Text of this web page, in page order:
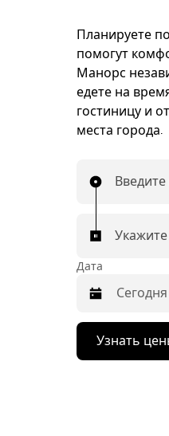
Планируете
помогут
Манорс
едете на
гостиницу и
места города.
Дата
Нажмите
стрелку
вниз,
Узнать